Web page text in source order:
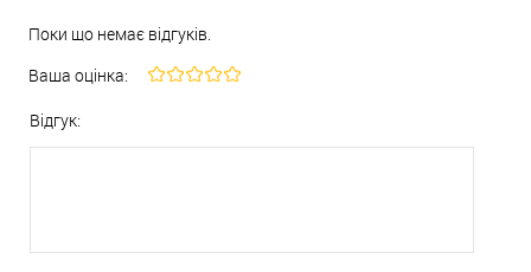
Поки що немає відгуків.
Ваша оцінка:
Відгук: